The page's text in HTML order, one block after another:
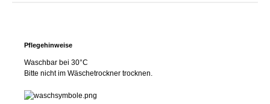
Pflegehinweise
Waschbar bei 30°C
Bitte nicht im Wäschetrockner trocknen.